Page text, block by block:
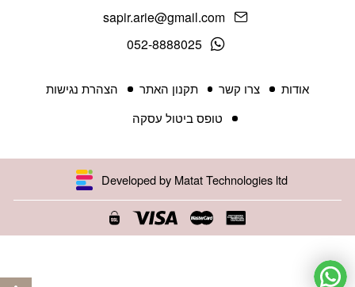
sapir.arie@gmail.com
052-8888025
אודות צרו קשר תקנון האתר
הצהרת נגישות
טופס ביטול עסקה
Developed by Matat Technologies ltd